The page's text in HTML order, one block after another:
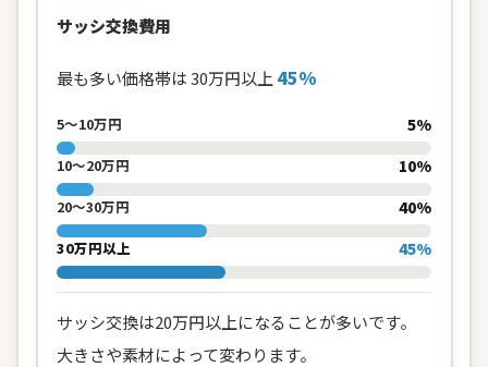
サッシ交換費用
最も多い価格帯は 30万円以上 45%
5〜10万円 5%
10〜20万円 10%
20〜30万円 40%
30万円以上 45%
サッシ交換は20万円以上になることが多いです。
大きさや素材によって変わります。